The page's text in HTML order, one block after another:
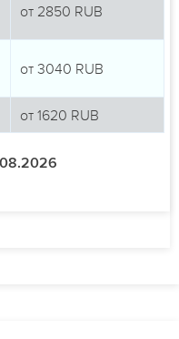
от 2850 RUB
от 3040 RUB
от 1620 RUB